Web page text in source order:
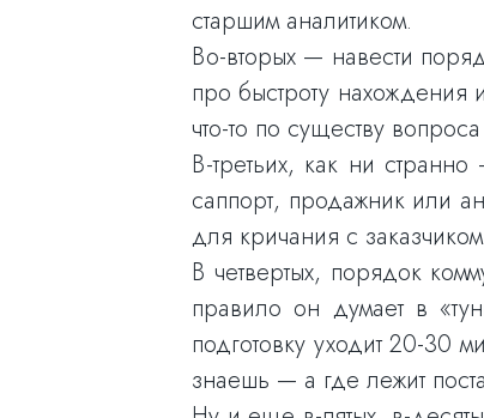
старшим аналитиком.
Во-вторых — навести
про быстроту нахождения
что-то по существу
В-третьих, как ни
саппорт, продажник или
для кричания с
В четвертых, порядок
правило он думает в
подготовку уходит 20-30
знаешь — а где лежит